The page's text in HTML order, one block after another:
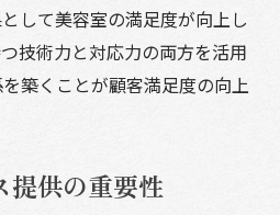
アが顧客満足度にどう影響
ケア方法の指導
バイスがもたらす効果
ーアップの重要性
して美容室の満足度が向上し
技術力と対応力の両方を活用
築くことが顧客満足度の向上
提供の重要性